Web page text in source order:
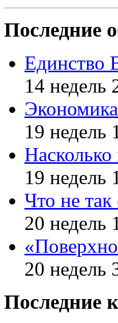
Последние
Единство
14 недель
19 недель
19 недель
Что не
20 недель
20 недель
Последние